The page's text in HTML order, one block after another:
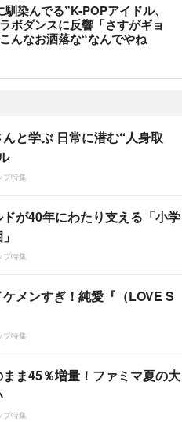
染んでる”K-POPアイドル、
ボダンスに反響「さすがギョ
んなお洒落な“なんでやね
と学ぶ 日常に潜む“人身取
プ特集
が40年にわたり支える「小学
プ特集
メンすぎ！純愛『（LOVE S
プ特集
ま45％増量！ファミマ夏の大
プ特集